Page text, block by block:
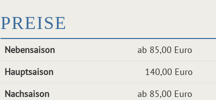
PREISE
Nebensaison
ab 85,00 Euro
Hauptsaison
140,00 Euro
Nachsaison
ab 85,00 Euro